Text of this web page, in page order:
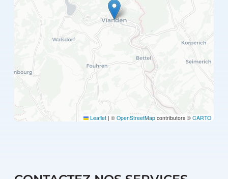
Leaflet | © OpenStreetMap contributors © CARTO